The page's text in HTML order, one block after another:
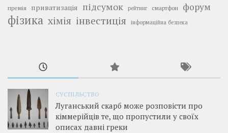
премія приватизація підсумок рейтинг смартфон форум
фізика хімія інвестиція інформаційна безпека
СУСПІЛЬСТВО
Луганський скарб може розповісти про
кіммерійців те, що пропустили у своїх
описах давні греки